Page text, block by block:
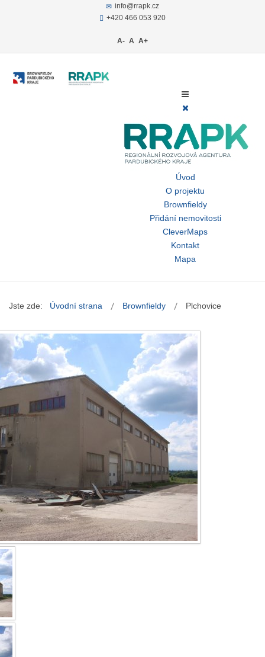
info@rrapk.cz
+420 466 053 920
A- A A+
Úvod
O projektu
Brownfieldy
Přidání nemovitosti
CleverMaps
Kontakt
Mapa
Jste zde: Úvodní strana Brownfieldy Plchovice